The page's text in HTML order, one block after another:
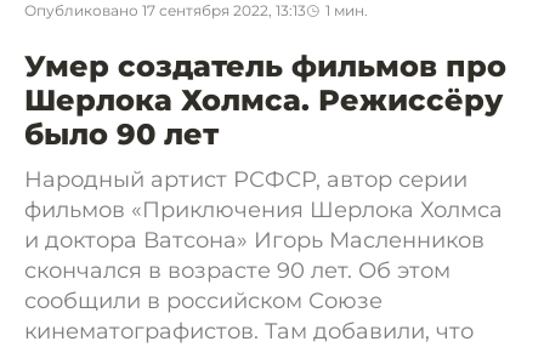
Опубликовано 17 сентября 2022, 13:13 1 мин.
Умер создатель фильмов про
Шерлока Холмса. Режиссёру
было 90 лет
Народный артист РСФСР, автор серии
фильмов «Приключения Шерлока Холмса
и доктора Ватсона» Игорь Масленников
скончался в возрасте 90 лет. Об этом
сообщили в российском Союзе
кинематографистов. Там добавили, что